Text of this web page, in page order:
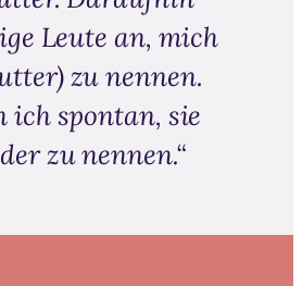
Leute an, mich
zu nennen.
ich spontan, sie
zu nennen.“